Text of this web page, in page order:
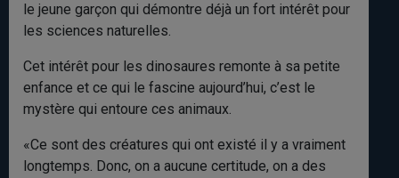
le jeune garçon qui démontre déjà un fort intérêt pour
les sciences naturelles.
Cet intérêt pour les dinosaures remonte à sa petite
enfance et ce qui le fascine aujourd’hui, c’est le
mystère qui entoure ces animaux.
«Ce sont des créatures qui ont existé il y a vraiment
longtemps. Donc, on a aucune certitude, on a des